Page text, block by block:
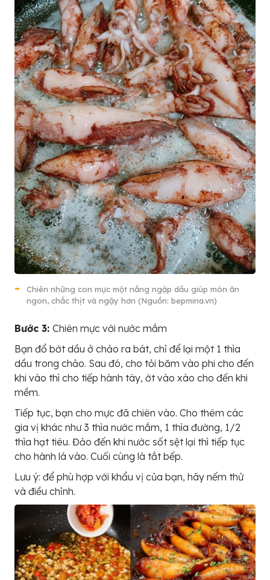
Chiên những con mực một nắng ngập dầu giúp món ăn
ngon, chắc thịt và ngậy hơn (Nguồn: bepmina.vn)
Bước 3: Chiên mực với nước mắm
Bạn đổ bớt dầu ở chảo ra bát, chỉ để lại một 1 thìa
dầu trong chảo. Sau đó, cho tỏi băm vào phi cho đến
khi vào thì cho tiếp hành tây, ớt vào xào cho đến khi
mềm.
Tiếp tục, bạn cho mực đã chiên vào. Cho thêm các
gia vị khác như 3 thìa nước mắm, 1 thìa đường, 1/2
thìa hạt tiêu. Đảo đến khi nước sốt sệt lại thì tiếp tục
cho hành lá vào. Cuối cùng là tắt bếp.
Lưu ý: để phù hợp với khẩu vị của bạn, hãy nếm thử
và điều chỉnh.